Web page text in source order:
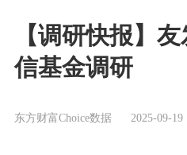
【调研快报】
信基金调研
东方财富Choice数据 2025-09-19